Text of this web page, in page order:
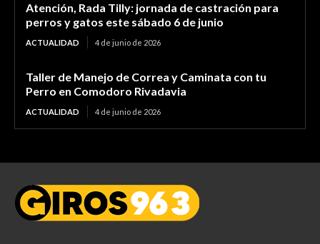
Atención, Rada Tilly: jornada de castración para
perros y gatos este sábado 6 de junio
ACTUALIDAD 4 de junio de 2026
Taller de Manejo de Correa y Caminata con tu
Perro en Comodoro Rivadavia
ACTUALIDAD 4 de junio de 2026